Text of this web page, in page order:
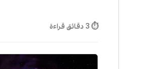
⏱ 3 دقائق قراءة